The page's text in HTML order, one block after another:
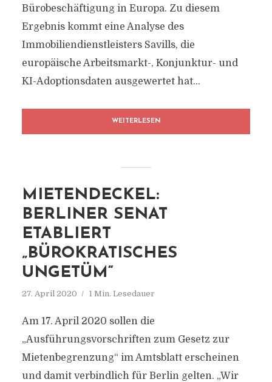
Bürobeschäftigung in Europa. Zu diesem
Ergebnis kommt eine Analyse des
Immobiliendienstleisters Savills, die
europäische Arbeitsmarkt-, Konjunktur- und
KI-Adoptionsdaten ausgewertet hat...
WEITERLESEN
MIETENDECKEL:
BERLINER SENAT
ETABLIERT
„BÜROKRATISCHES
UNGETÜM“
27. April 2020 1 Min. Lesedauer
Am 17. April 2020 sollen die
„Ausführungsvorschriften zum Gesetz zur
Mietenbegrenzung“ im Amtsblatt erscheinen
und damit verbindlich für Berlin gelten. „Wir